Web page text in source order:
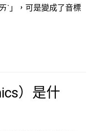
ˋ」，可是變成了音標
）是什